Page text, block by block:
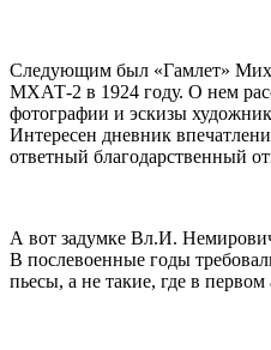
Следующим был «Гамлет»
МХАТ-2 в 1924 году. О нем
фотографии и эскизы
Интересен дневник
ответный благодарственный
А вот задумке Вл.И.
В послевоенные годы
пьесы, а не такие, где в